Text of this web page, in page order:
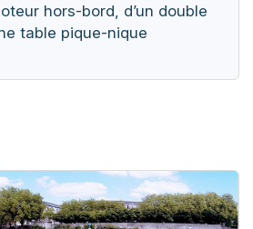
hors-bord, d’un double
table pique-nique